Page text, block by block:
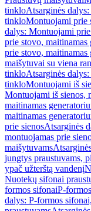
tinkloAtsarginės
tinkloMontuojami prie
dalys: Montuojami
prie stovo, maitinamas
prie stovo, maitinamas
maišytuvai su viena
tinkloAtsarginės
tinkloMontuojami iš
Montuojami iš sienos,
maitinamas
maitinamas
prie sienosAtsarginės
montuojamas prie
maišytuvams
jungtys praustuvams,
ypač užterštą vandenį
Nuotekų sifonai
formos sifonaiP-
dalys: P-formos